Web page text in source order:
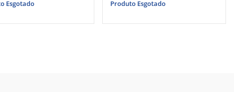
Esgotado Produto Esgotado